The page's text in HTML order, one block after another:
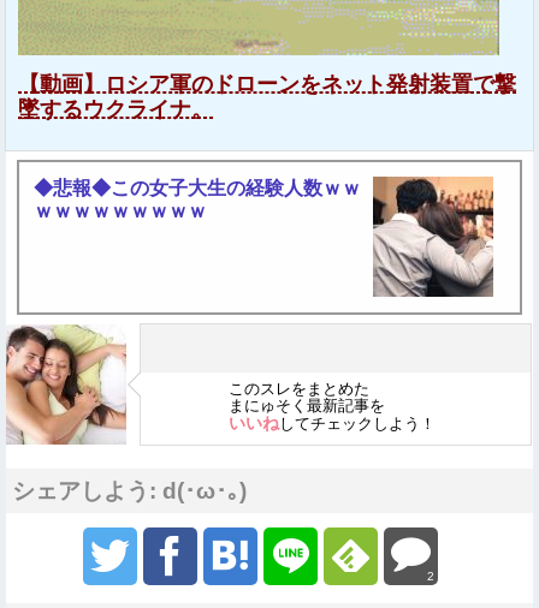
【動画】ロシア軍のドローンをネット発射装置で撃
墜するウクライナ。
◆悲報◆この女子大生の経験人数ｗｗ
ｗｗｗｗｗｗｗｗｗ
このスレをまとめた
まにゅそく最新記事を
いいねしてチェックしよう！
シェアしよう: d(･ω･｡)
2